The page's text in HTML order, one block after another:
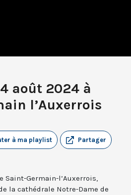
août 2024 à
l’Auxerrois
Partager
à ma playlist
Saint-Germain-l’Auxerrois,
la cathédrale Notre-Dame de